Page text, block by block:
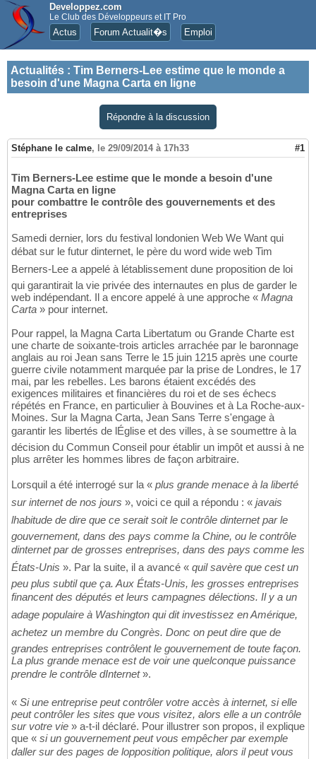
Developpez.com
Le Club des Développeurs et IT Pro
Actus Forum Actualit�s Emploi
Actualités : Tim Berners-Lee estime que le monde a
besoin d'une Magna Carta en ligne
Répondre à la discussion
Stéphane le calme, le 29/09/2014 à 17h33 #1
Tim Berners-Lee estime que le monde a besoin d'une
Magna Carta en ligne
pour combattre le contrôle des gouvernements et des
entreprises
Samedi dernier, lors du festival londonien Web We Want qui
débat sur le futur dinternet, le père du word wide web Tim
Berners-Lee a appelé à létablissement dune proposition de loi
qui garantirait la vie privée des internautes en plus de garder le
web indépendant. Il a encore appelé à une approche « Magna
Carta » pour internet.
Pour rappel, la Magna Carta Libertatum ou Grande Charte est
une charte de soixante-trois articles arrachée par le baronnage
anglais au roi Jean sans Terre le 15 juin 1215 après une courte
guerre civile notamment marquée par la prise de Londres, le 17
mai, par les rebelles. Les barons étaient excédés des
exigences militaires et financières du roi et de ses échecs
répétés en France, en particulier à Bouvines et à La Roche-aux-
Moines. Sur la Magna Carta, Jean Sans Terre s'engage à
garantir les libertés de lÉglise et des villes, à se soumettre à la
décision du Commun Conseil pour établir un impôt et aussi à ne
plus arrêter les hommes libres de façon arbitraire.
Lorsquil a été interrogé sur la « plus grande menace à la liberté
sur internet de nos jours », voici ce quil a répondu : « javais
lhabitude de dire que ce serait soit le contrôle dinternet par le
gouvernement, dans des pays comme la Chine, ou le contrôle
dinternet par de grosses entreprises, dans des pays comme les
États-Unis ». Par la suite, il a avancé « quil savère que cest un
peu plus subtil que ça. Aux États-Unis, les grosses entreprises
financent des députés et leurs campagnes délections. Il y a un
adage populaire à Washington qui dit investissez en Amérique,
achetez un membre du Congrès. Donc on peut dire que de
grandes entreprises contrôlent le gouvernement de toute façon.
La plus grande menace est de voir une quelconque puissance
prendre le contrôle dInternet».
« Si une entreprise peut contrôler votre accès à internet, si elle
peut contrôler les sites que vous visitez, alors elle a un contrôle
sur votre vie » a-t-il déclaré. Pour illustrer son propos, il explique
que « si un gouvernement peut vous empêcher par exemple
daller sur des pages de lopposition politique, alors il peut vous